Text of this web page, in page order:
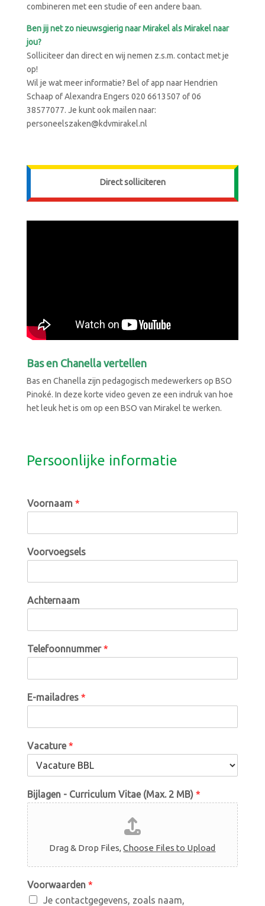
combineren met een studie of een andere baan.
Ben jij net zo nieuwsgierig naar Mirakel als Mirakel naar
jou?
Solliciteer dan direct en wij nemen z.s.m. contact met je
op!
Wil je wat meer informatie? Bel of app naar Hendrien
Schaap of Alexandra Engers 020 6613507 of 06
38577077. Je kunt ook mailen naar:
personeelszaken@kdvmirakel.nl
Direct solliciteren
Bas en Chanella vertellen
Bas en Chanella zijn pedagogisch medewerkers op BSO
Pinoké. In deze korte video geven ze een indruk van hoe
het leuk het is om op een BSO van Mirakel te werken.
Persoonlijke informatie
Voornaam *
Voorvoegsels
Achternaam
Telefoonnummer*
E-mailadres *
Vacature*
Bijlagen - Curriculum Vitae (Max. 2 MB) *
Drag & Drop Files,Choose Files to Upload
Voorwaarden *
Je contactgegevens, zoals naam,